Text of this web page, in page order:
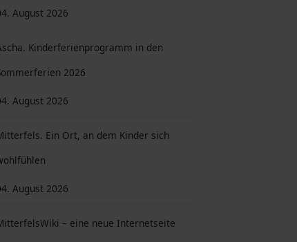
August 2026
Kinderferienprogramm in den
2026
August 2026
Ein Ort, an dem Kinder sich
August 2026
– eine neue Internetseite